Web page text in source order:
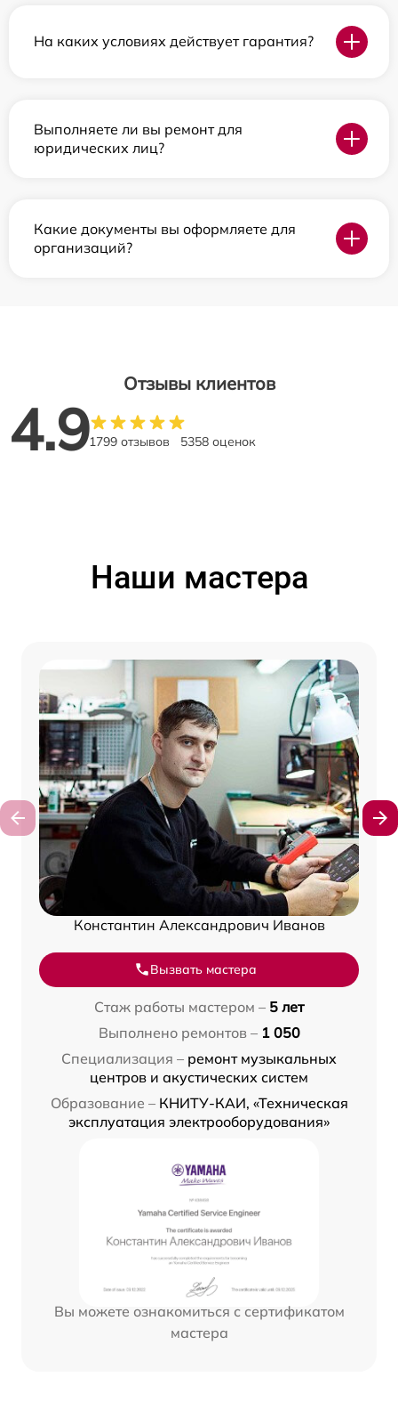
На каких условиях действует гарантия?
Выполняете ли вы ремонт для
юридических лиц?
Какие документы вы оформляете для
организаций?
Отзывы клиентов
4.91799 отзывов 5358 оценок
Наши мастера
Константин Александрович Иванов
Вызвать мастера
Стаж работы мастером – 5 лет
Выполнено ремонтов – 1 050
Специализация – ремонт музыкальных
центров и акустических систем
Образование – КНИТУ-КАИ, «Техническая
эксплуатация электрооборудования»
Вы можете ознакомиться с сертификатом
мастера